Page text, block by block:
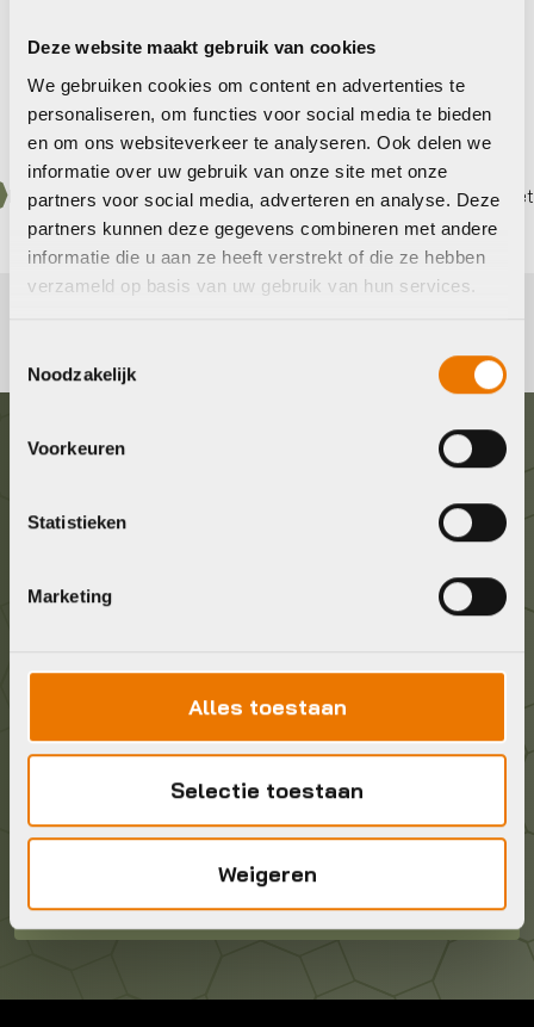
Deze website maakt gebruik van cookies
We gebruiken cookies om content en advertenties te
personaliseren, om functies voor social media te bieden
en om ons websiteverkeer te analyseren. Ook delen we
informatie over uw gebruik van onze site met onze
partners voor social media, adverteren en analyse. Deze
partners kunnen deze gegevens combineren met andere
informatie die u aan ze heeft verstrekt of die ze hebben
verzameld op basis van uw gebruik van hun services.
Noodzakelijk
Voorkeuren
Statistieken
Marketing
Alles toestaan
Selectie toestaan
Weigeren
keer betalen,0%rente Eigen werkplaats met
Graag in contact komen?
Wij staan voor je klaar! Neem contact op via de
info@bykestore.nl
Geef ons een belletje
036 5304422
Kom langs!
1315 BP Almere